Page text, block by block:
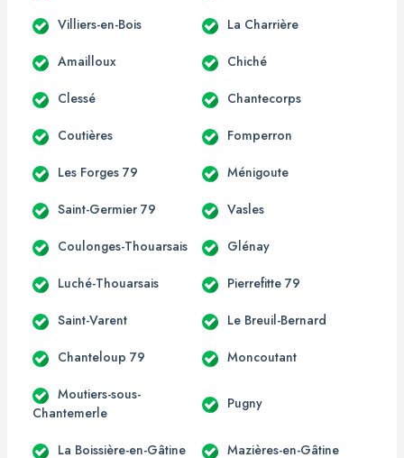
Villiers-en-Bois La Charrière
Amailloux Chiché
Clessé Chantecorps
Coutières Fomperron
Les Forges 79 Ménigoute
Saint-Germier 79 Vasles
Coulonges-Thouarsais Glénay
Luché-Thouarsais Pierrefitte 79
Saint-Varent Le Breuil-Bernard
Chanteloup 79 Moncoutant
Moutiers-sous-
Chantemerle
Pugny
La Boissière-en-Gâtine Mazières-en-Gâtine